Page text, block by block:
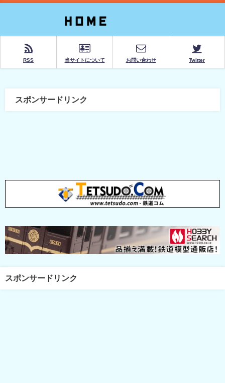
RSS 当サイトについて お問い合わせ Twitter
スポンサードリンク
スポンサードリンク